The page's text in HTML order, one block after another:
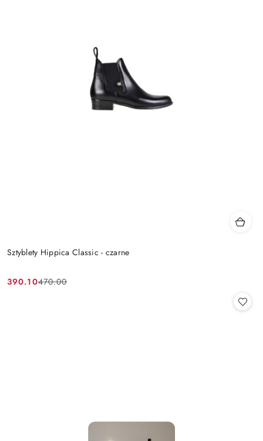
Sztyblety Hippica Classic - czarne
Cena
390.10
Cena
470.00